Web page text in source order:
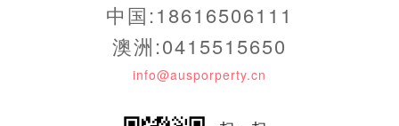
中国:18616506111
澳洲:0415515650
info@ausporperty.cn